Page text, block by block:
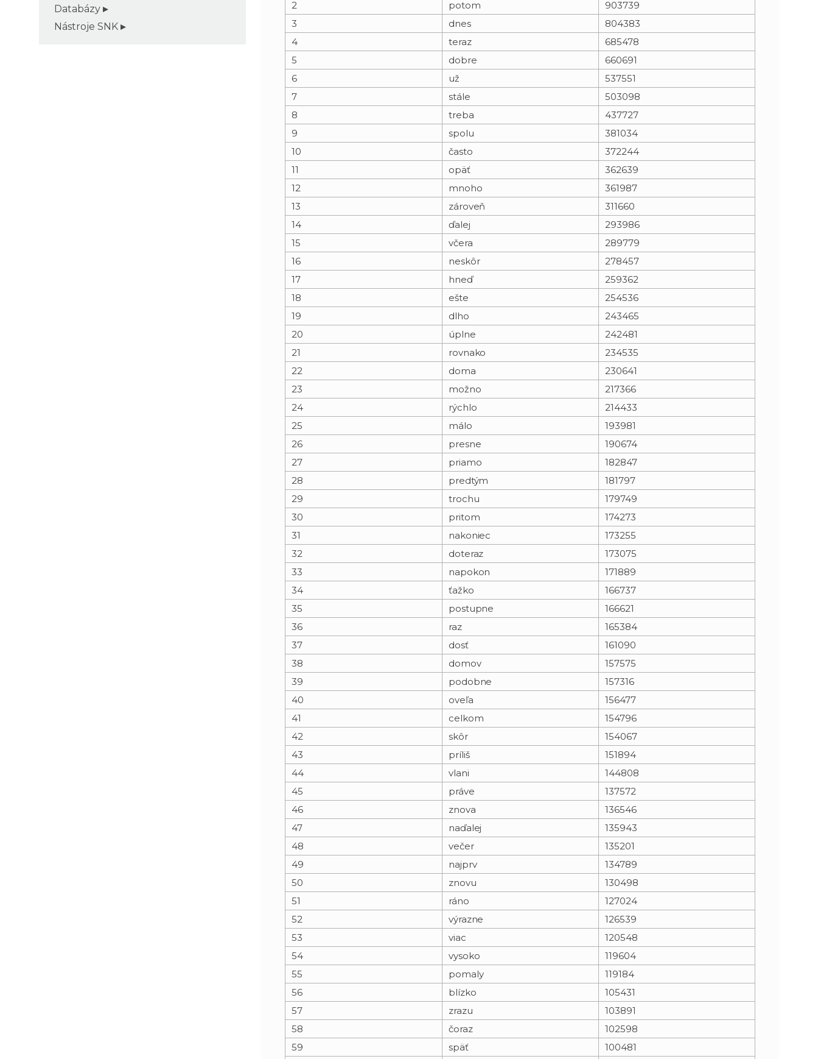
e
t
Databázy
Nástroje SNK
2
potom
903739
3
dnes
804383
4
teraz
685478
5
dobre
660691
6
už
537551
7
stále
503098
8
treba
437727
9
spolu
381034
10
často
372244
11
opäť
362639
12
mnoho
361987
13
zároveň
311660
14
ďalej
293986
15
včera
289779
16
neskôr
278457
17
hneď
259362
18
ešte
254536
19
dlho
243465
20
úplne
242481
21
rovnako
234535
22
doma
230641
23
možno
217366
24
rýchlo
214433
25
málo
193981
26
presne
190674
27
priamo
182847
28
predtým
181797
29
trochu
179749
30
pritom
174273
31
nakoniec
173255
32
doteraz
173075
33
napokon
171889
34
ťažko
166737
35
postupne
166621
36
raz
165384
37
dosť
161090
38
domov
157575
39
podobne
157316
40
oveľa
156477
41
celkom
154796
42
skôr
154067
43
príliš
151894
44
vlani
144808
45
práve
137572
46
znova
136546
47
naďalej
135943
48
večer
135201
49
najprv
134789
50
znovu
130498
51
ráno
127024
52
výrazne
126539
53
viac
120548
54
vysoko
119604
55
pomaly
119184
56
blízko
105431
57
zrazu
103891
58
čoraz
102598
59
späť
100481